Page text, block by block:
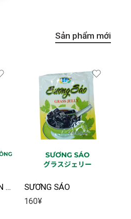
Sản phẩm mới
NGÔ NẾP HÚT CHÂN KHÔNG
SƯƠNG SÁO
160¥